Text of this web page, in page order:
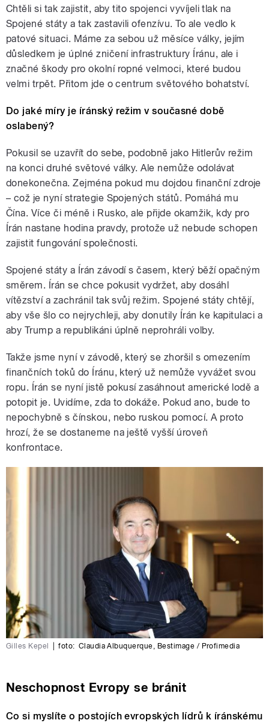
Chtěli si tak zajistit, aby tito spojenci vyvíjeli tlak na
Spojené státy a tak zastavili ofenzívu. To ale vedlo k
patové situaci. Máme za sebou už měsíce války, jejím
důsledkem je úplné zničení infrastruktury Íránu, ale i
značné škody pro okolní ropné velmoci, které budou
velmi trpět. Přitom jde o centrum světového bohatství.
Do jaké míry je íránský režim v současné době
oslabený?
Pokusil se uzavřít do sebe, podobně jako Hitlerův režim
na konci druhé světové války. Ale nemůže odolávat
donekonečna. Zejména pokud mu dojdou finanční zdroje
– což je nyní strategie Spojených států. Pomáhá mu
Čína. Více či méně i Rusko, ale přijde okamžik, kdy pro
Írán nastane hodina pravdy, protože už nebude schopen
zajistit fungování společnosti.
Spojené státy a Írán závodí s časem, který běží opačným
směrem. Írán se chce pokusit vydržet, aby dosáhl
vítězství a zachránil tak svůj režim. Spojené státy chtějí,
aby vše šlo co nejrychleji, aby donutily Írán ke kapitulaci a
aby Trump a republikáni úplně neprohráli volby.
Takže jsme nyní v závodě, který se zhoršil s omezením
finančních toků do Íránu, který už nemůže vyvážet svou
ropu. Írán se nyní jistě pokusí zasáhnout americké lodě a
potopit je. Uvidíme, zda to dokáže. Pokud ano, bude to
nepochybně s čínskou, nebo ruskou pomocí. A proto
hrozí, že se dostaneme na ještě vyšší úroveň
konfrontace.
Gilles Kepel foto: Claudia Albuquerque, Bestimage / Profimedia
Neschopnost Evropy se bránit
Co si myslíte o postojích evropských lídrů k íránskému